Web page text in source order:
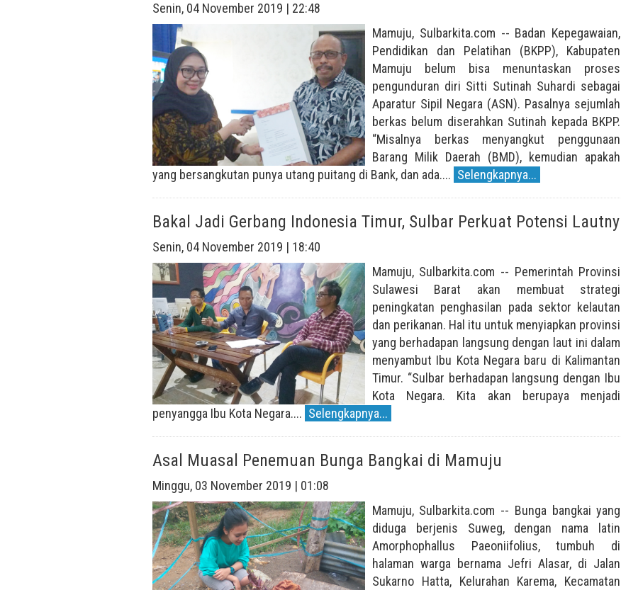
Senin, 04 November 2019 | 22:48
Mamuju, Sulbarkita.com -- Badan Kepegawaian,
Pendidikan dan Pelatihan (BKPP), Kabupaten
Mamuju belum bisa menuntaskan proses
pengunduran diri Sitti Sutinah Suhardi sebagai
Aparatur Sipil Negara (ASN). Pasalnya sejumlah
berkas belum diserahkan Sutinah kepada BKPP.
“Misalnya berkas menyangkut penggunaan
Barang Milik Daerah (BMD), kemudian apakah
yang bersangkutan punya utang puitang di Bank, dan ada.... Selengkapnya...
Bakal Jadi Gerbang Indonesia Timur, Sulbar Perkuat Potensi Lautnya
Senin, 04 November 2019 | 18:40
Mamuju, Sulbarkita.com -- Pemerintah Provinsi
Sulawesi Barat akan membuat strategi
peningkatan penghasilan pada sektor kelautan
dan perikanan. Hal itu untuk menyiapkan provinsi
yang berhadapan langsung dengan laut ini dalam
menyambut Ibu Kota Negara baru di Kalimantan
Timur. “Sulbar berhadapan langsung dengan Ibu
Kota Negara. Kita akan berupaya menjadi
penyangga Ibu Kota Negara.... Selengkapnya...
Asal Muasal Penemuan Bunga Bangkai di Mamuju
Minggu, 03 November 2019 | 01:08
Mamuju, Sulbarkita.com -- Bunga bangkai yang
diduga berjenis Suweg, dengan nama latin
Amorphophallus Paeoniifolius, tumbuh di
halaman warga bernama Jefri Alasar, di Jalan
Sukarno Hatta, Kelurahan Karema, Kecamatan